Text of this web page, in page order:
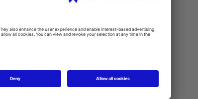
vor.
Haftung für
die von
zu
gar
verlinkten